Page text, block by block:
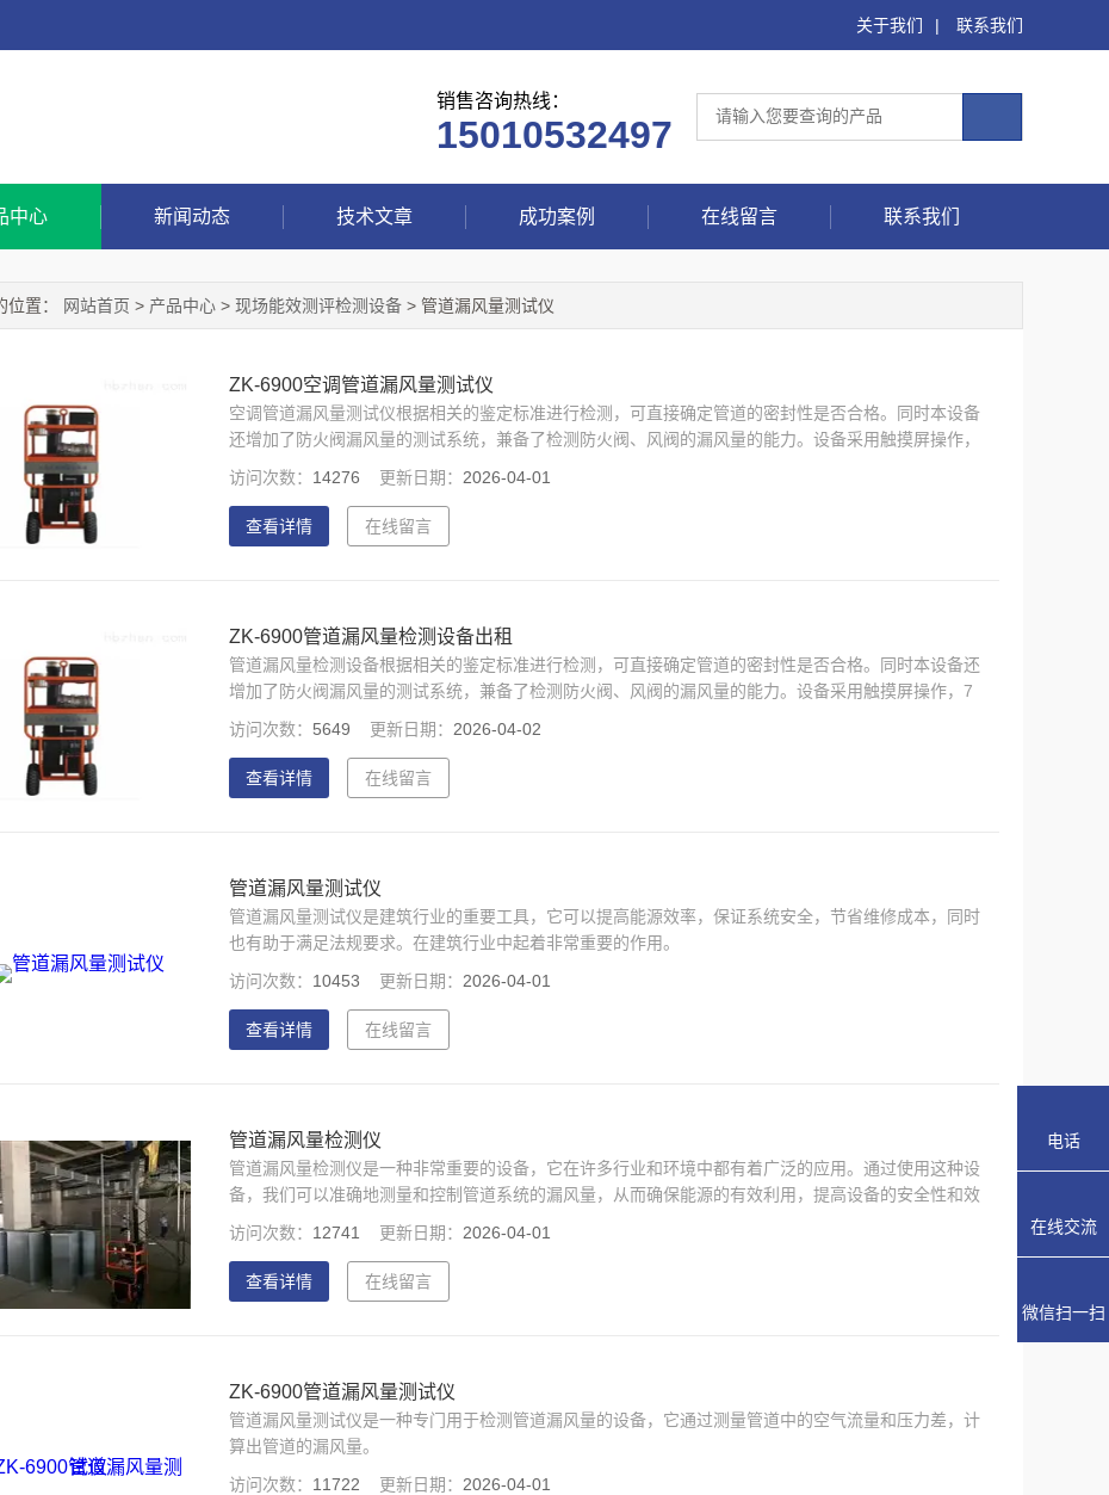
关于我们 | 联系我们
销售咨询热线：
15010532497
中心 新闻动态 技术文章 成功案例 在线留言 联系我们
位置： 网站首页 > 产品中心 > 现场能效测评检测设备 > 管道漏风量测试仪
ZK-6900空调管道漏风量测试仪
空调管道漏风量测试仪根据相关的鉴定标准进行检测，可直接确定管道的密封性是否合格。同时本设备
还增加了防火阀漏风量的测试系统，兼备了检测防火阀、风阀的漏风量的能力。设备采用触摸屏操作，
7寸LCD彩屏显示，良好的人机界面方便用户操作。
访问次数： 14276 更新日期： 2026-04-01
查看详情 在线留言
ZK-6900管道漏风量检测设备出租
管道漏风量检测设备根据相关的鉴定标准进行检测，可直接确定管道的密封性是否合格。同时本设备还
增加了防火阀漏风量的测试系统，兼备了检测防火阀、风阀的漏风量的能力。设备采用触摸屏操作，7
寸LCD彩屏显示，良好的人机界面方便用户操作。
访问次数： 5649 更新日期： 2026-04-02
查看详情 在线留言
管道漏风量测试仪
管道漏风量测试仪是建筑行业的重要工具，它可以提高能源效率，保证系统安全，节省维修成本，同时
也有助于满足法规要求。在建筑行业中起着非常重要的作用。
访问次数： 10453 更新日期： 2026-04-01
查看详情 在线留言
管道漏风量检测仪
管道漏风量检测仪是一种非常重要的设备，它在许多行业和环境中都有着广泛的应用。通过使用这种设
备，我们可以准确地测量和控制管道系统的漏风量，从而确保能源的有效利用，提高设备的安全性和效
率，保护环境和人员的安全。
访问次数： 12741 更新日期： 2026-04-01
查看详情 在线留言
ZK-6900管道漏风量测试仪
管道漏风量测试仪是一种专门用于检测管道漏风量的设备，它通过测量管道中的空气流量和压力差，计
算出管道的漏风量。
访问次数： 11722 更新日期： 2026-04-01
电话
在线交流
微信扫一扫